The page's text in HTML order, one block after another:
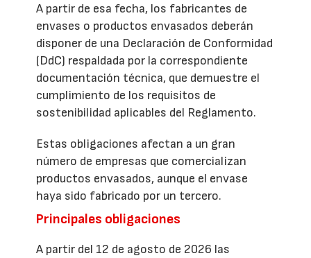
A partir de esa fecha, los fabricantes de
envases o productos envasados deberán
disponer de una Declaración de Conformidad
(DdC) respaldada por la correspondiente
documentación técnica, que demuestre el
cumplimiento de los requisitos de
sostenibilidad aplicables del Reglamento.
Estas obligaciones afectan a un gran
número de empresas que comercializan
productos envasados, aunque el envase
haya sido fabricado por un tercero.
Principales obligaciones
A partir del 12 de agosto de 2026 las